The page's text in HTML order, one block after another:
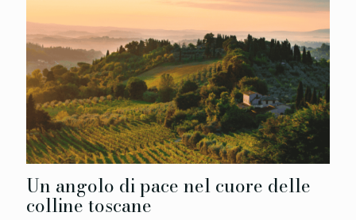
Un angolo di pace nel cuore delle
colline toscane